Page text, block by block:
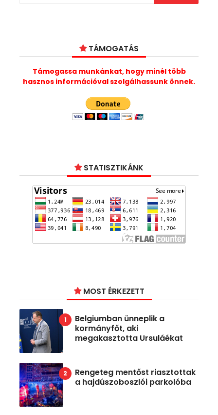
TÁMOGATÁS
Támogassa munkánkat, hogy minél több
hasznos információval szolgálhassunk önnek.
STATISZTIKÁNK
MOST ÉRKEZETT
Belgiumban ünneplik a
kormányfőt, aki
megakasztotta Ursuláékat
Rengeteg mentőst riasztottak
a hajdúszoboszlói parkolóba